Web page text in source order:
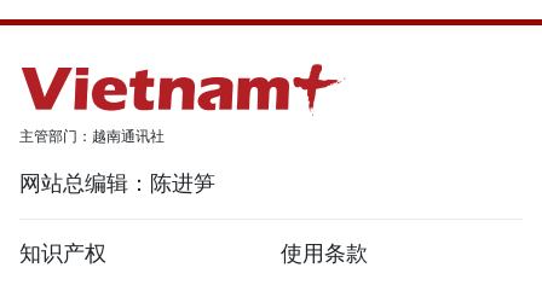
主管部门：越南通讯社
网站总编辑：陈进笋
知识产权
使用条款